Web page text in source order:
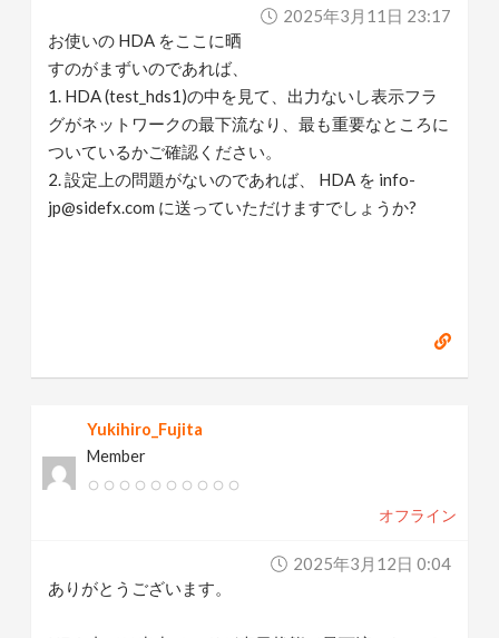
2025年3月11日 23:17
お使いの HDA をここに晒
すのがまずいのであれば、
1. HDA (test_hds1)の中を見て、出力ないし表示フラ
グがネットワークの最下流なり、最も重要なところに
ついているかご確認ください。
2. 設定上の問題がないのであれば、 HDA を info-
jp@sidefx.com に送っていただけますでしょうか?
Yukihiro_Fujita
Member
オフライン
2025年3月12日 0:04
ありがとうございます。